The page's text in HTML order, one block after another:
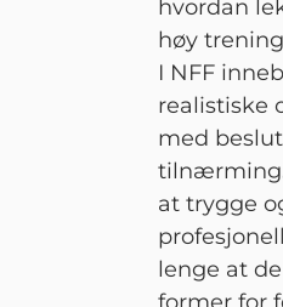
hvordan
høy
I NFF
realistiske
med
tilnærming
at trygge
lenge at